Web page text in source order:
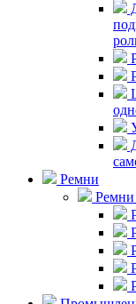
Ремни